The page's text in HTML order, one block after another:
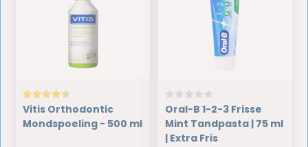
Vitis Orthodontic
Mondspoeling - 500 ml
Oral-B 1-2-3 Frisse
Mint Tandpasta | 75 ml
| Extra Fris